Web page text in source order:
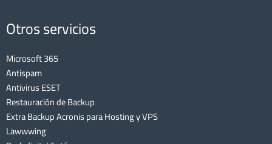
Otros servicios
Microsoft 365
Antispam
Antivirus ESET
Restauración de Backup
Extra Backup Acronis para Hosting y VPS
Lawwwing